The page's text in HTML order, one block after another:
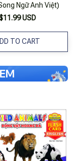
Ngữ Anh Việt)
USD
TO CART